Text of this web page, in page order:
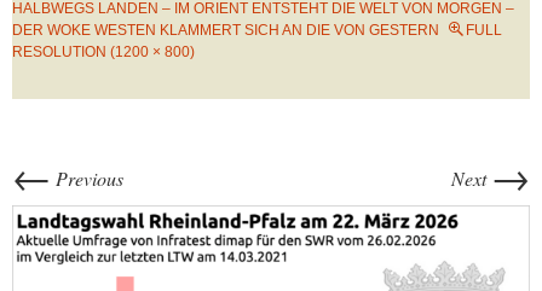
HALBWEGS LANDEN – IM ORIENT ENTSTEHT DIE WELT VON MORGEN –
DER WOKE WESTEN KLAMMERT SICH AN DIE VON GESTERN
FULL
RESOLUTION (1200 × 800)
← Previous Next →